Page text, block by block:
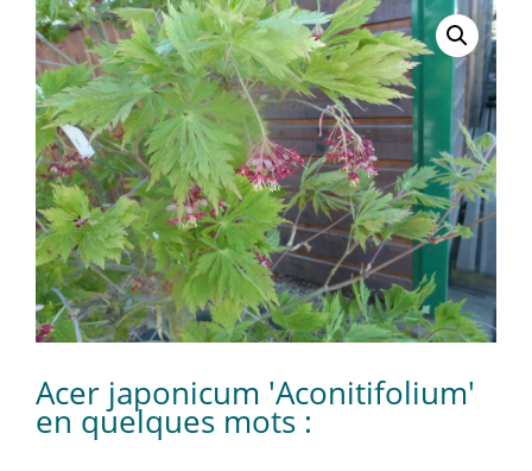
Acer japonicum 'Aconitifolium'
en quelques mots :